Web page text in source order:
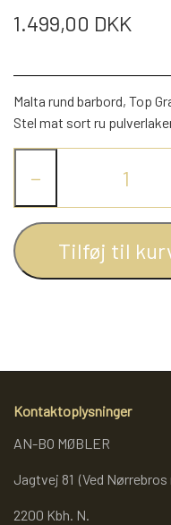
1.499,00 DKK
Malta rund barbord, Top
Stel mat sort ru
−
Tilføj til
Kontaktoplysninger
AN-BO MØBLER
Jagtvej 81 (Ved Nørrebros
2200 Kbh. N.